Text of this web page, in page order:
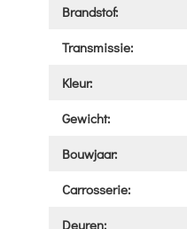
Brandstof:
Transmissie:
Kleur:
Gewicht:
Bouwjaar:
Carrosserie:
Deuren: